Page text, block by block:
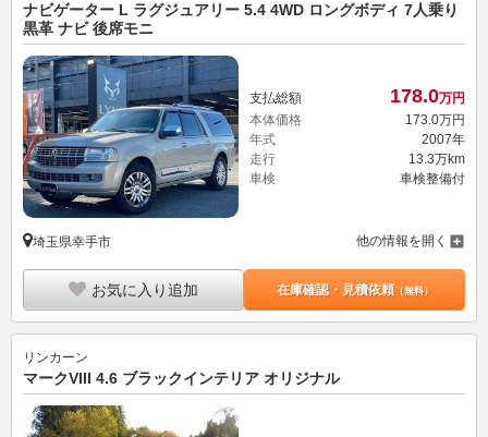
ナビゲーター L ラグジュアリー 5.4 4WD ロングボディ 7人乗り
黒革 ナビ 後席モニ
支払総額 178.0万円
本体価格
173.0万円
年式
2007年
走行
13.3万km
車検
車検整備付
埼玉県幸手市 他の情報を開く
お気に入り追加 在庫確認・見積依頼（無料）
リンカーン
マークVIII 4.6 ブラックインテリア オリジナル